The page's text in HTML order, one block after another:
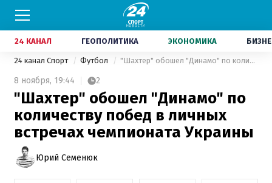
24 КАНАЛ ГЕОПОЛИТИКА ЭКОНОМИКА
24 канал Спорт Футбол "Шахтер" обошел "Динамо" по количеству побед в личных встречах чемпионата Украины
8 ноября, 19:44 2
"Шахтер" обошел "Динамо" по
количеству побед в личных
встречах чемпионата Украины
Юрий Семенюк